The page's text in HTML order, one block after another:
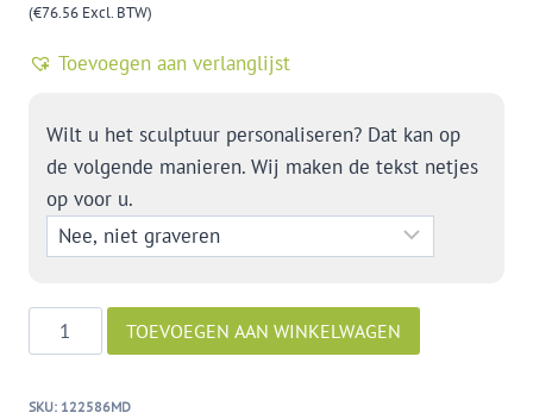
(€76.56 Excl. BTW)
Toevoegen aan verlanglijst
Wilt u het sculptuur personaliseren? Dat kan op
de volgende manieren. Wij maken de tekst netjes
op voor u.
Aandacht
aantal
TOEVOEGEN AAN WINKELWAGEN
SKU: 122586MD